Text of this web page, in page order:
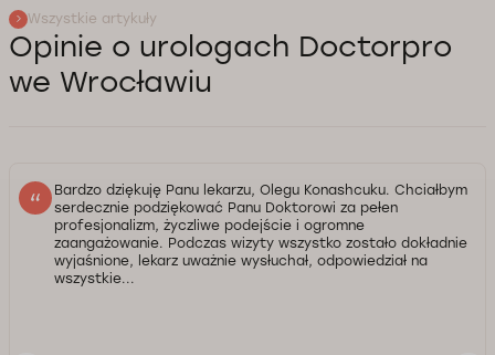
Wszystkie artykuły
Opinie o urologach Doctorpro
we Wrocławiu
Bardzo dziękuję Panu lekarzu, Olegu Konashcuku. Chciałbym
serdecznie podziękować Panu Doktorowi za pełen
profesjonalizm, życzliwe podejście i ogromne
zaangażowanie. Podczas wizyty wszystko zostało dokładnie
wyjaśnione, lekarz uważnie wysłuchał, odpowiedział na
wszystkie...